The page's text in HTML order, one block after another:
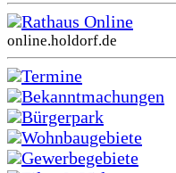
Rathaus Online
online.holdorf.de
Termine
Bekanntmachungen
Bürgerpark
Wohnbaugebiete
Gewerbegebiete